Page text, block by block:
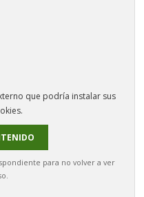
que podría instalar sus
para no volver a ver